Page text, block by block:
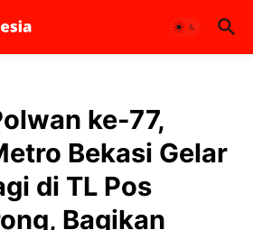
ke-77,
Bekasi Gelar
di TL Pos
Bagikan